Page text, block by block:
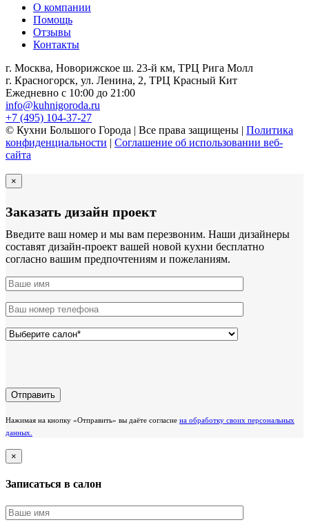
О компании
Помощь
Отзывы
Контакты
г. Москва, Новорижское ш. 23-й км, ТРЦ Рига Молл
г. Красногорск, ул. Ленина, 2, ТРЦ Красный Кит
Ежедневно с 10:00 до 21:00
info@kuhnigoroda.ru
+7 (495) 104-37-27
© Кухни Большого Города | Все права защищены | Политика
конфиденциальности | Соглашение об использовании веб-
сайта
×
Заказать дизайн проект
Введите ваш номер и мы вам перезвоним. Наши дизайнеры
составят дизайн-проект вашей новой кухни бесплатно
согласно вашим предпочтениям и пожеланиям.
Нажимая на кнопку «Отправить» вы даёте согласие на обработку своих персональных
данных.
×
Записаться в салон